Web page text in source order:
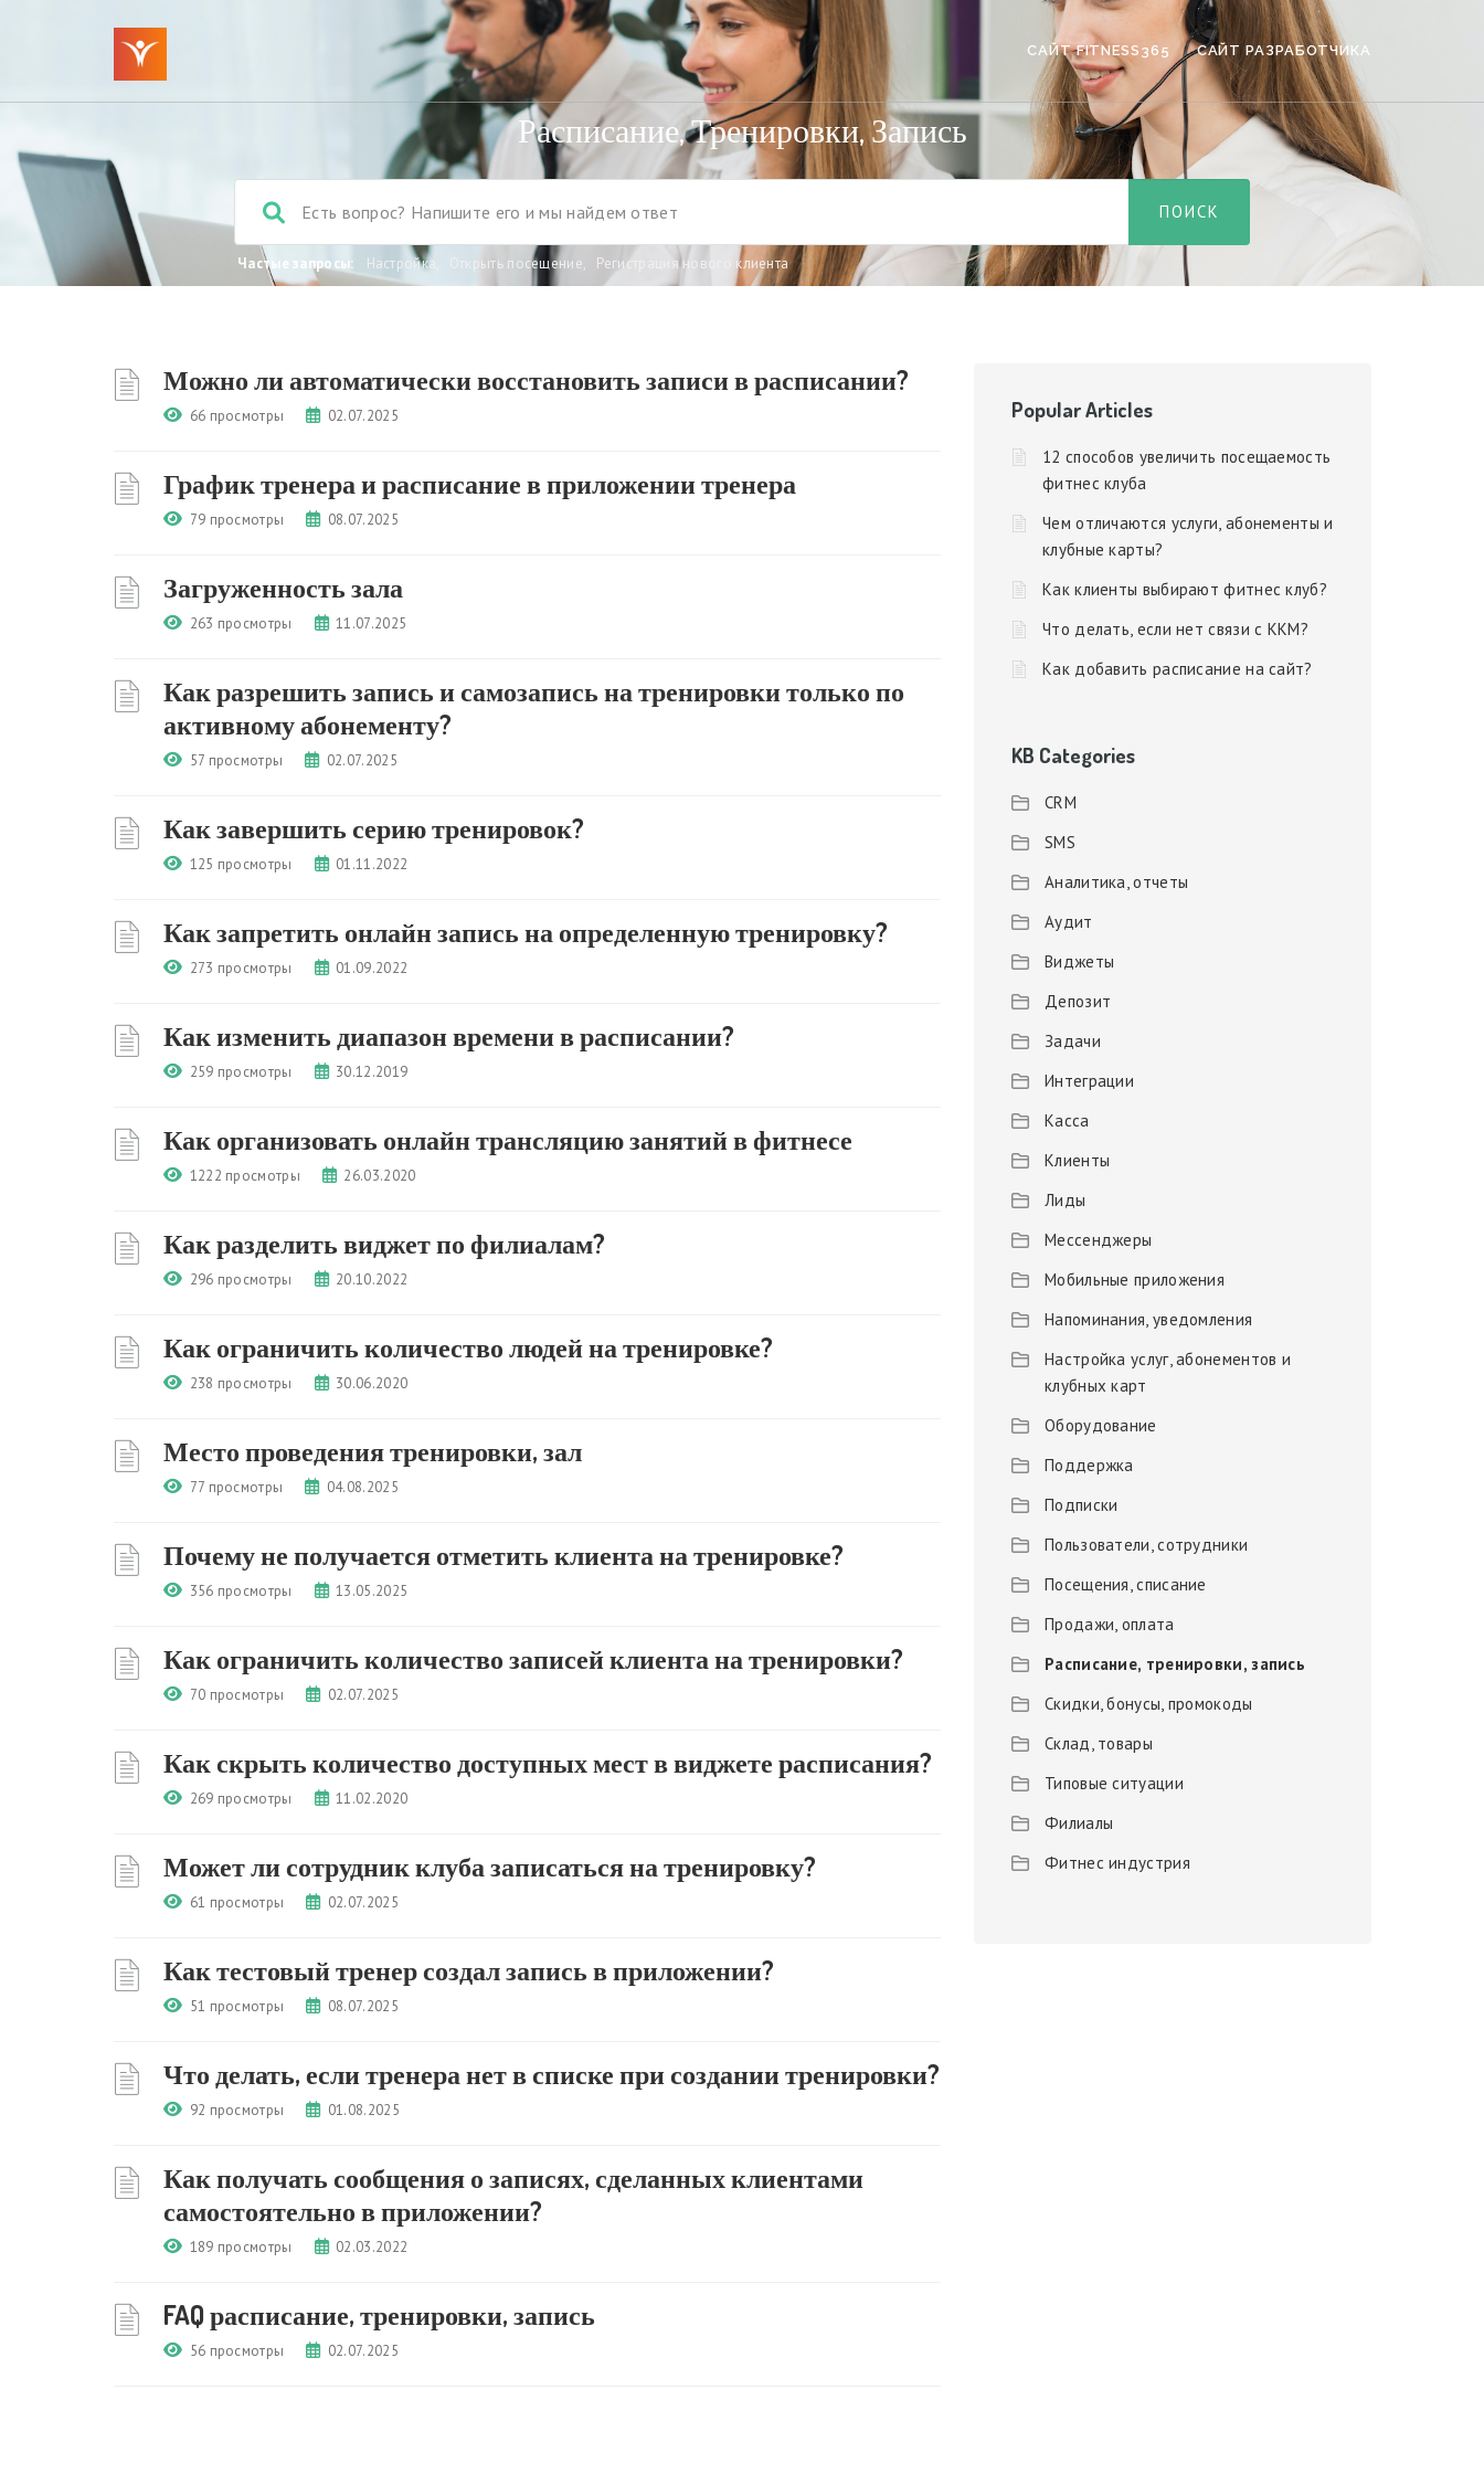
САЙТ FITNESS365 САЙТ РАЗРАБОТЧИКА
Расписание, Тренировки, Запись
Частые запросы: Настройка Открыть посещение, Регистрация нового клиента
Можно ли автоматически восстановить записи в расписании?
66 просмотры 02.07.2025
График тренера и расписание в приложении тренера
79 просмотры 08.07.2025
Загруженность зала
263 просмотры 11.07.2025
Как разрешить запись и самозапись на тренировки только по
активному абонементу?
57 просмотры 02.07.2025
Как завершить серию тренировок?
125 просмотры 01.11.2022
Как запретить онлайн запись на определенную тренировку?
273 просмотры 01.09.2022
Как изменить диапазон времени в расписании?
259 просмотры 30.12.2019
Как организовать онлайн трансляцию занятий в фитнесе
1222 просмотры 26.03.2020
Как разделить виджет по филиалам?
296 просмотры 20.10.2022
Как ограничить количество людей на тренировке?
238 просмотры 30.06.2020
Место проведения тренировки, зал
77 просмотры 04.08.2025
Почему не получается отметить клиента на тренировке?
356 просмотры 13.05.2025
Как ограничить количество записей клиента на тренировки?
70 просмотры 02.07.2025
Как скрыть количество доступных мест в виджете расписания?
269 просмотры 11.02.2020
Может ли сотрудник клуба записаться на тренировку?
61 просмотры 02.07.2025
Как тестовый тренер создал запись в приложении?
51 просмотры 08.07.2025
Что делать, если тренера нет в списке при создании тренировки?
92 просмотры 01.08.2025
Как получать сообщения о записях, сделанных клиентами
самостоятельно в приложении?
189 просмотры 02.03.2022
FAQ расписание, тренировки, запись
56 просмотры 02.07.2025
Popular Articles
12 способов увеличить посещаемость
фитнес клуба
Чем отличаются услуги, абонементы и
клубные карты?
Как клиенты выбирают фитнес клуб?
Что делать, если нет связи с ККМ?
Как добавить расписание на сайт?
KB Categories
CRM
SMS
Аналитика, отчеты
Аудит
Виджеты
Депозит
Задачи
Интеграции
Касса
Клиенты
Лиды
Мессенджеры
Мобильные приложения
Напоминания, уведомления
Настройка услуг, абонементов и
клубных карт
Оборудование
Поддержка
Подписки
Пользователи, сотрудники
Посещения, списание
Продажи, оплата
Расписание, тренировки, запись
Скидки, бонусы, промокоды
Склад, товары
Типовые ситуации
Филиалы
Фитнес индустрия